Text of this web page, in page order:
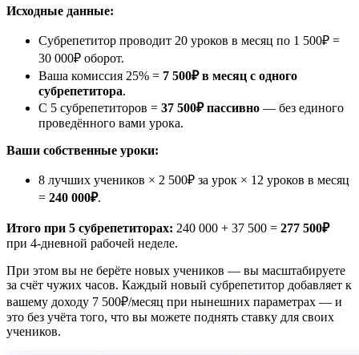
Исходные данные:
Субрепетитор проводит 20 уроков в месяц по 1 500₽ =
30 000₽ оборот.
Ваша комиссия 25% = 7 500₽ в месяц с одного
субрепетитора.
С 5 субрепетиторов = 37 500₽ пассивно — без единого
проведённого вами урока.
Ваши собственные уроки:
8 лучших учеников × 2 500₽ за урок × 12 уроков в месяц
= 240 000₽.
Итого при 5 субрепетиторах: 240 000 + 37 500 = 277 500₽
при 4-дневной рабочей неделе.
При этом вы не берёте новых учеников — вы масштабируете
за счёт чужих часов. Каждый новый субрепетитор добавляет к
вашему доходу 7 500₽/месяц при нынешних параметрах — и
это без учёта того, что вы можете поднять ставку для своих
учеников.